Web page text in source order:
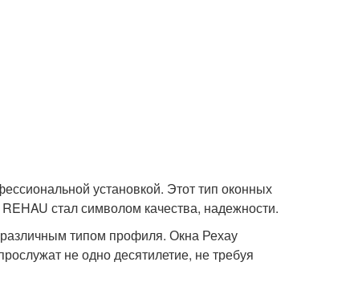
установкой. Этот тип оконных
стал символом качества, надежности.
типом профиля. Окна Рехау
не одно десятилетие, не требуя